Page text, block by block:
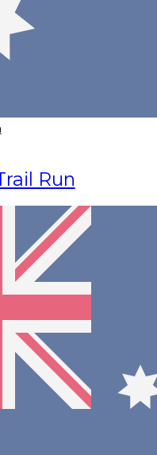
Run